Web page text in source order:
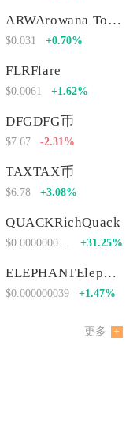
ARWArowana Token
$0.031 +0.70%
FLRFlare
$0.0061 +1.62%
DFGDFG币
$7.67 -2.31%
TAXTAX币
$6.78 +3.08%
QUACKRichQuack
+31.25%
ELEPHANTElephant Money
$0.000000039 +1.47%
更多